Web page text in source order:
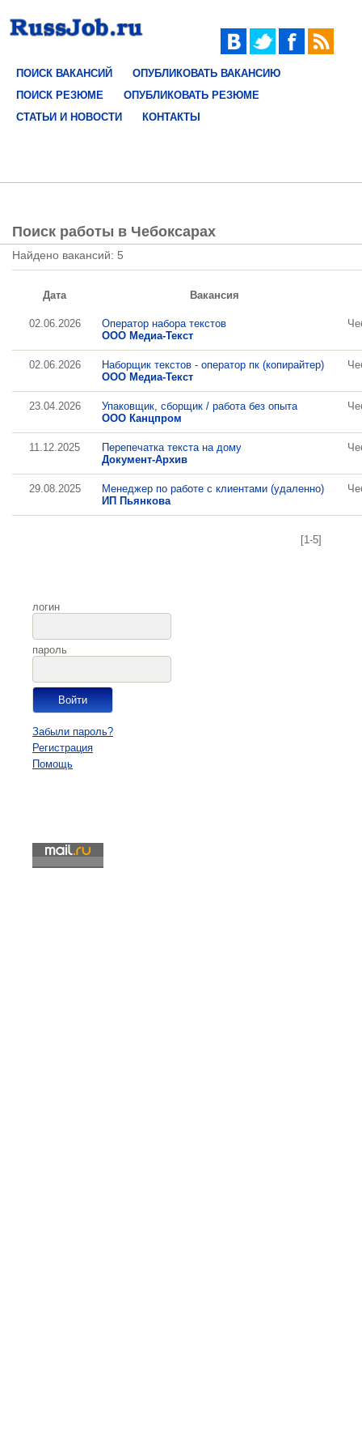
ПОИСК ВАКАНСИЙ
ОПУБЛИКОВАТЬ ВАКАНСИЮ
ПОИСК РЕЗЮМЕ
ОПУБЛИКОВАТЬ РЕЗЮМЕ
СТАТЬИ И НОВОСТИ
КОНТАКТЫ
Поиск работы в Чебоксарах
Найдено вакансий: 5
Дата Вакансия
02.06.2026
Оператор набора текстов
ООО Медиа-Текст
02.06.2026
Наборщик текстов - оператор пк (копирайтер)
ООО Медиа-Текст
23.04.2026
Упаковщик, сборщик / работа без опыта
ООО Канцпром
11.12.2025
Перепечатка текста на дому
Документ-Архив
29.08.2025
Менеджер по работе с клиентами (удаленно)
ИП Пьянкова
[1-5]
логин
пароль
Забыли пароль?
Регистрация
Помощь